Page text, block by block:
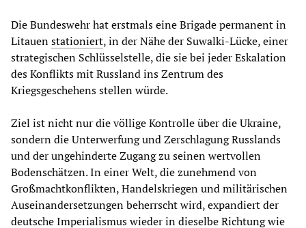
Die Bundeswehr hat erstmals eine Brigade permanent in
Litauenstationiert, in der Nähe der Suwalki-Lücke, einer
strategischen Schlüsselstelle, die sie bei jeder Eskalation
des Konflikts mit Russland ins Zentrum des
Kriegsgeschehens stellen würde.
Ziel ist nicht nur die völlige Kontrolle über die Ukraine,
sondern die Unterwerfung und Zerschlagung Russlands
und der ungehinderte Zugang zu seinen wertvollen
Bodenschätzen. In einer Welt, die zunehmend von
Großmachtkonflikten, Handelskriegen und militärischen
Auseinandersetzungen beherrscht wird, expandiert der
deutsche Imperialismus wieder in dieselbe Richtung wie